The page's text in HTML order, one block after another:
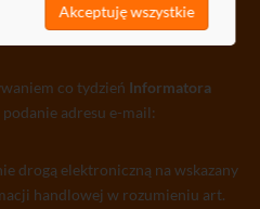
Akceptuję wszystkie
CCTV WLAN
co tydzień Informatora
adresu e-mail:
drogą elektroniczną na wskazany
handlowej w rozumieniu art.